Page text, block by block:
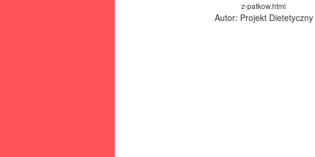
z-patkow.html
Autor: Projekt Dietetyczny